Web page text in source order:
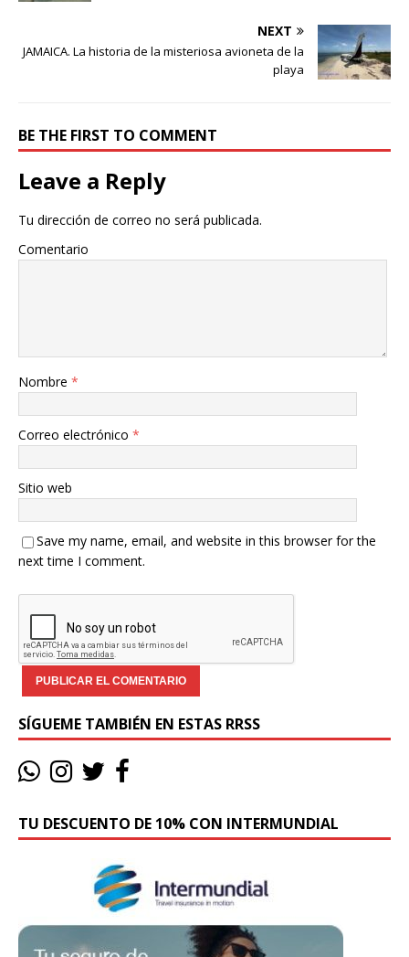
NEXT
JAMAICA. La historia de la misteriosa avioneta de la
playa
BE THE FIRST TO COMMENT
Leave a Reply
Tu dirección de correo no será publicada.
Comentario
Nombre *
Correo electrónico *
Sitio web
Save my name, email, and website in this browser for the
next time I comment.
SÍGUEME TAMBIÉN EN ESTAS RRSS
TU DESCUENTO DE 10% CON INTERMUNDIAL